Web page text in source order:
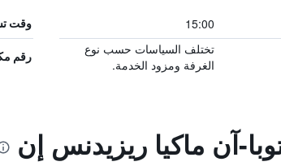
15:00 وقت
تختلف السياسات حسب نوع
الغرفة ومزود الخدمة.
رقم
آن ماكيا ريزيدنس إن